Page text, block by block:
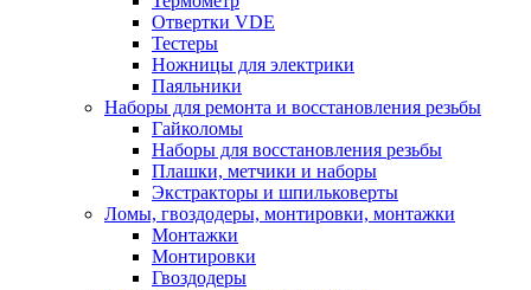
Отвертки VDE
Тестеры
Ножницы для электрики
Паяльники
Наборы для ремонта и восстановления резьбы
Гайколомы
Наборы для восстановления резьбы
Плашки, метчики и наборы
Экстракторы и шпильковерты
Ломы, гвоздодеры, монтировки, монтажки
Монтажки
Монтировки
Гвоздодеры